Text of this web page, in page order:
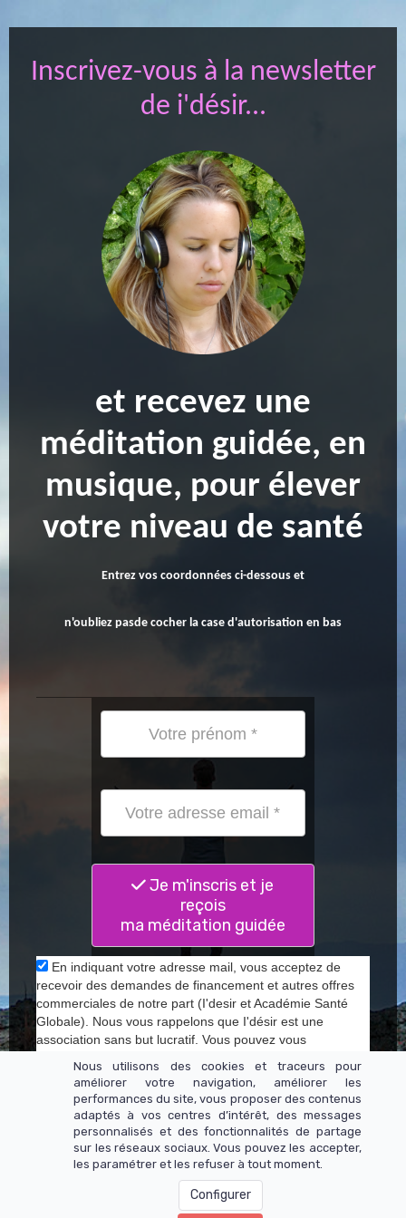
Inscrivez-vous à la newsletter
de i'désir...
et recevez une
méditation guidée, en
musique, pour élever
votre niveau de santé
Entrez vos coordonnées ci-dessous et
n'oubliez pasde cocher la case d'autorisation en bas
Je m'inscris et je
reçois
ma méditation guidée
En indiquant votre adresse mail, vous acceptez de
recevoir des demandes de financement et autres offres
commerciales de notre part (I'desir et Académie Santé
Globale). Nous vous rappelons que I'désir est une
association sans but lucratif. Vous pouvez vous
à travers les liens de désinscription
Mentions légales
Nous utilisons des cookies et traceurs pour
améliorer votre navigation, améliorer les
performances du site, vous proposer des contenus
adaptés à vos centres d’intérêt, des messages
personnalisés et des fonctionnalités de partage
sur les réseaux sociaux. Vous pouvez les accepter,
les paramétrer et les refuser à tout moment.
Configurer